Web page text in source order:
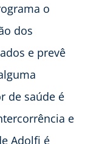
o
dos
e prevê
de saúde é
e
Adolfi é